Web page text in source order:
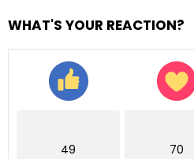
WHAT'S YOUR REACTION?
49 70